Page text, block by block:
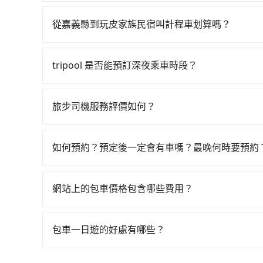
班的計程車，搭上小黃後約花100分鐘、車費
黃了，嘉義縣少部分小黃司機不按表收費，看乘
時間搭車前往鄰近市區租車，也不想花大錢叫計
從嘉義縣到玩皮家族民宿叫計程車划算嗎？
元間。不過嘉義縣僅有合法計程車約330輛，計程
被坑受騙。雖然嘉義縣到玩皮家族民宿的跳表小
tripool 是否能預訂深夜乘車時段？
旅步司機服務評價如何？
程更加順暢和舒適。」
如何預約？預定後一定會有車嗎？最晚何時要預約
價格，照著步驟填寫完乘客資料與線上刷卡，訂
一天傍晚五點前仍會收單，最遲如當天下午過後乘
網站上的包車價格包含哪些費用？
產生。
包車一日遊的好處有哪些？